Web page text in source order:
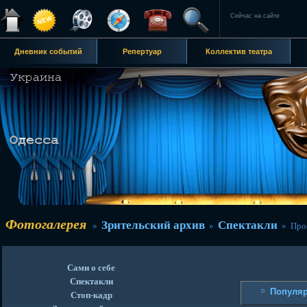
Сейчас на сайте
Дневник событий Репертуар Коллектив театра
Фотогалерея » Зрительский архив » Спектакли »
Сами о себе
Спектакли
Стоп-кадр